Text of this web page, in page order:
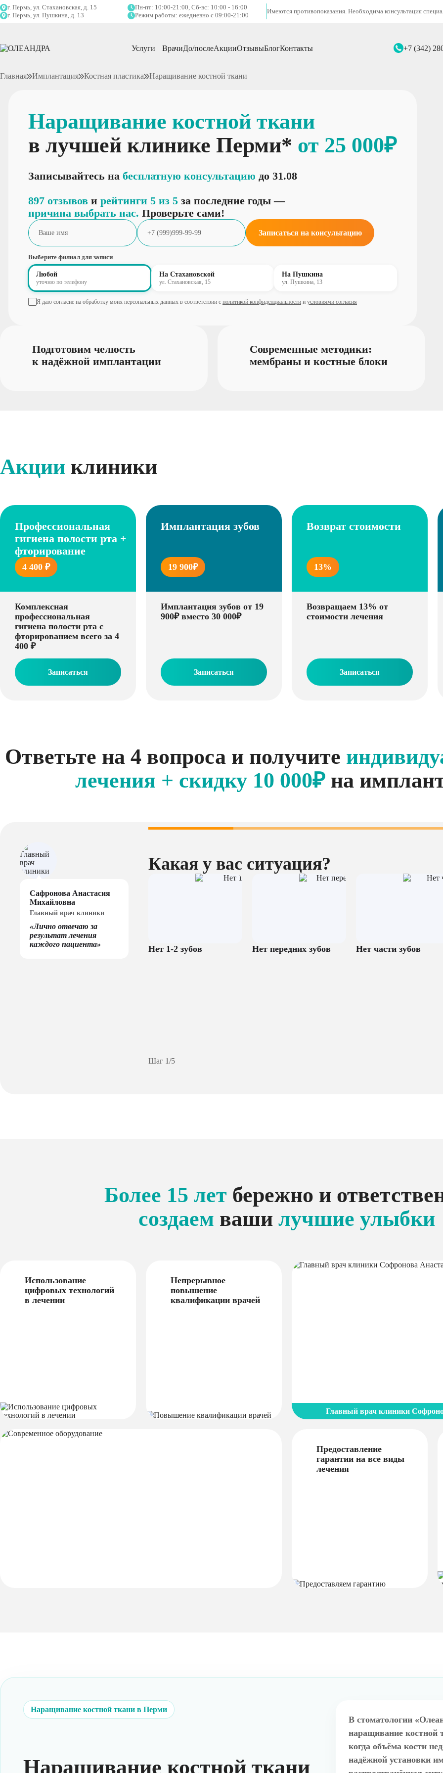
г. Пермь, ул. Стахановская, д. 15
Пн-пт: 10:00-21:00, Сб-вс: 10:00 - 16:00
г. Пермь, ул. Пушкина, д. 13
Режим работы: ежедневно с 09:00-21:00
Имеются противопоказания. Необходима консультация
Услуги ВрачиДо/послеАкцииОтзывыБлогКонтакты +7 (342)
Главная Имплантация Костная пластика Наращивание костной ткани
Наращивание костной ткани
в лучшей клинике Перми* от 25 000₽
Записывайтесь на бесплатную консультацию до 31.08
897 отзывов и рейтинги 5 из 5 за последние годы —
причина выбрать нас. Проверьте сами!
Записаться на консультацию
Выберите филиал для записи
Любой
уточню по телефону
На Стахановской
ул. Стахановская, 15
На Пушкина
ул. Пушкина, 13
Я даю согласие на обработку моих персональных данных в соответствии с политикой конфиденциальности и условиями согласия
Подготовим челюсть
к надёжной имплантации
Современные методики:
мембраны и костные блоки
Акции клиники
Профессиональная
гигиена полости рта +
фторирование
4 400 ₽
Комплексная
профессиональная
гигиена полости рта с
фторированием всего за 4
400 ₽
Записаться
Имплантация зубов
19 900₽
Имплантация зубов от 19
900₽ вместо 30 000₽
Записаться
Возврат стоимости
13%
Возвращаем 13% от
стоимости лечения
Записаться
Ответьте на 4 вопроса и получите
лечения + скидку 10 000₽ на
Сафронова Анастасия
Михайловна
Главный врач клиники
«Лично отвечаю за
результат лечения
каждого пациента»
Какая у вас ситуация?
Нет 1-2 зубов Нет передних зубов Нет части зубов
Шаг 1/5
Более 15 лет бережно и
создаем ваши лучшие улыбки
Использование
цифровых технологий
в лечении
Непрерывное
повышение
квалификации врачей
Главный врач клиники
Предоставление
гарантии на все виды
лечения
Наращивание костной ткани в Перми
Наращивание костной ткани
В стоматологии
наращивание костной
когда объёма кости
надёжной установки